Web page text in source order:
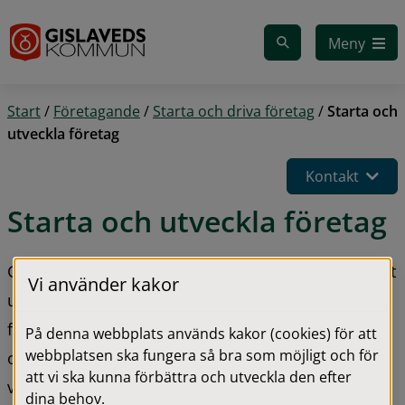
Meny
Start/ Företagande / Starta och driva företag/Starta och
utveckla företag
Kontakt
Starta och utveckla företag
Går du i starta-eget-tankar? Vill du ha hjälp med att
utveckla din idé? Eller är du ett nystartat eller litet
företag i ett utvecklingsskede? Det finns flera olika
organisationer som kan hjälpa dig att komma
vidare!
Vi använder kakor
På denna webbplats används kakor (cookies) för att
webbplatsen ska fungera så bra som möjligt och för
att vi ska kunna förbättra och utveckla den efter
dina behov.